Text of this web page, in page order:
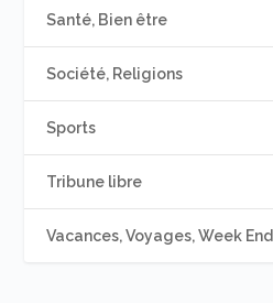
Santé, Bien être
Société, Religions
Sports
Tribune libre
Vacances, Voyages, Week End